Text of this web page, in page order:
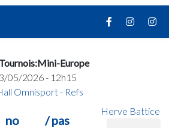
Europe
05/2026 - 12h15
Omnisport - Refs
no
/ pas
Herve Battice